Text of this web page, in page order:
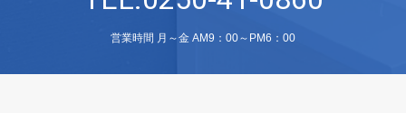
営業時間 月～金 AM9：00～PM6：00